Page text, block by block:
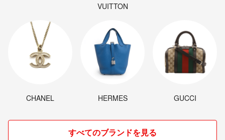
VUITTON
CHANEL HERMES GUCCI
すべてのブランドを見る